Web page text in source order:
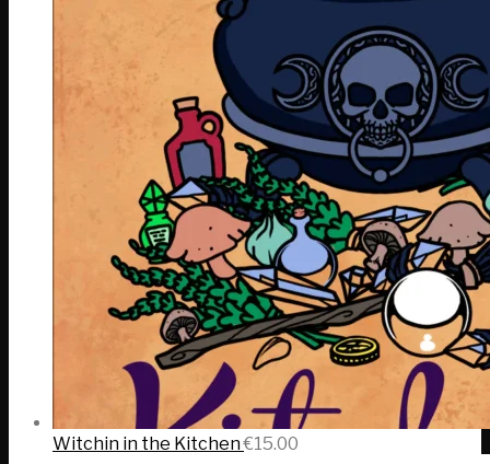
Witchin in the Kitchen€15.00